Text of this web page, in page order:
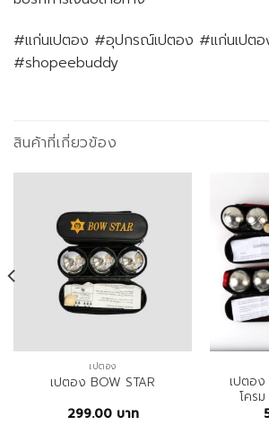
#แก่นเปตอง #อุปกรณ์เปตอง #แก่นเปตอ
#shopeebuddy
สินค้าที่เกี่ยวข้อง
เปตอง
เปตอง BOW STAR
299.00 บาท
เปตอง
โคร